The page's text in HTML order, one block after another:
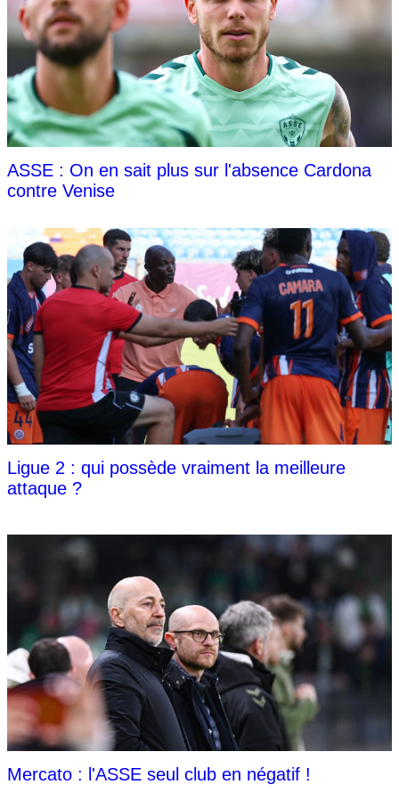
ASSE : On en sait plus sur l'absence Cardona
contre Venise
Ligue 2 : qui possède vraiment la meilleure
attaque ?
Mercato : l'ASSE seul club en négatif !